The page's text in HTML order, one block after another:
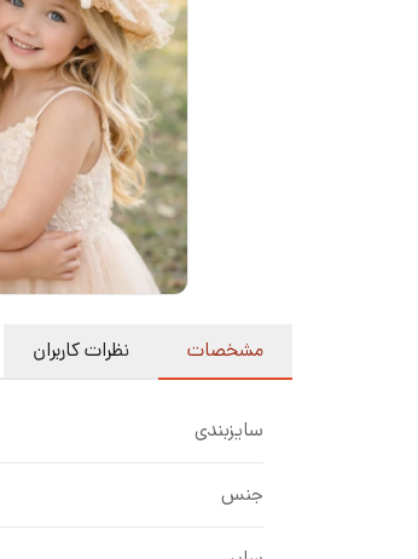
مشخصات نظرات کاربران
سایزبندی
جنس